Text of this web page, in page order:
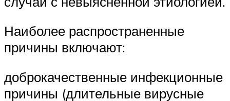
Наиболее распространенные
причины включают:
доброкачественные инфекционные
причины (длительные вирусные